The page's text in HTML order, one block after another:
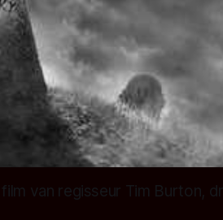
van regisseur Tim Burton,